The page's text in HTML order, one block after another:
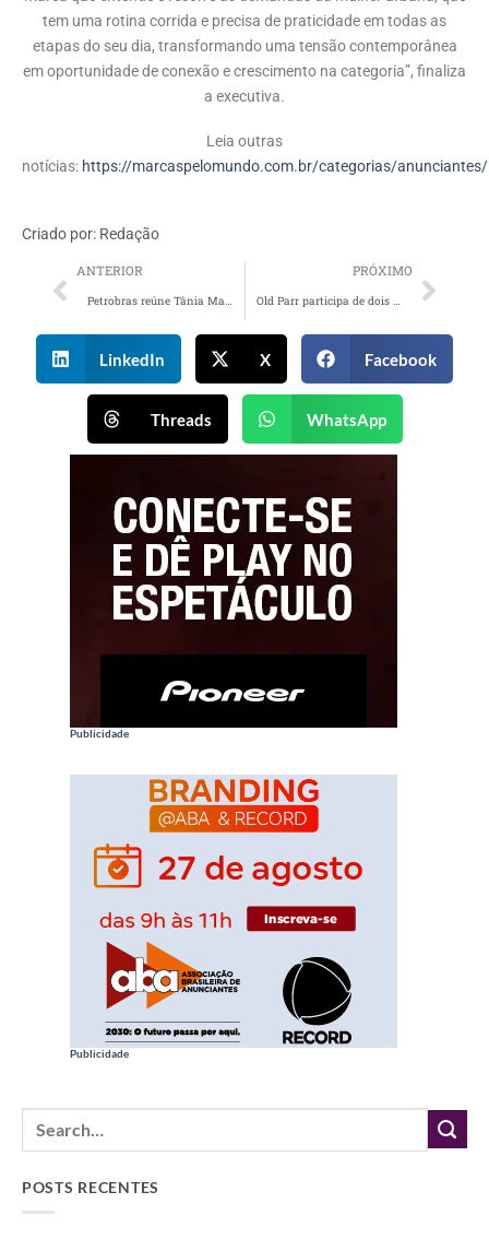
tem uma rotina corrida e precisa de praticidade em todas as
etapas do seu dia, transformando uma tensão contemporânea
em oportunidade de conexão e crescimento na categoria”, finaliza
a executiva.
Leia outras
notícias: https://marcaspelomundo.com.br/categorias/anunciantes/
Criado por: Redação
ANTERIOR
Petrobras reúne Tânia Maria e Felipe Castanhari em campanha sobre a transição energética justa
PRÓXIMO
Old Parr participa de dois dos maiores festejos juninos do Nordeste em 2026
LinkedIn X Facebook
Threads WhatsApp
Publicidade
Publicidade
POSTS RECENTES